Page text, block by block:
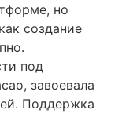
но
создание
под
завоевала
Поддержка